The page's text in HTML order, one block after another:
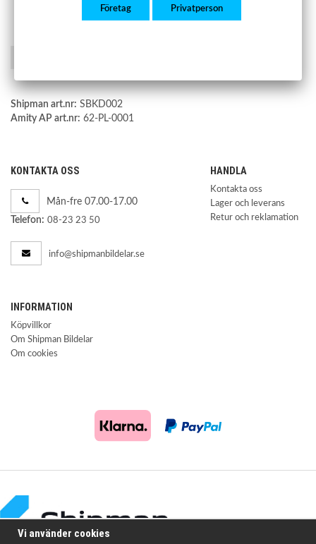
Shipman art.nr: SBKD002
Amity AP art.nr: 62-PL-0001
KONTAKTA OSS
Mån-fre 07.00-17.00
Telefon: 08-23 23 50
info@shipmanbildelar.se
HANDLA
Kontakta oss
Lager och leverans
Retur och reklamation
INFORMATION
Köpvillkor
Om Shipman Bildelar
Om cookies
Företag Privatperson
Vi använder cookies